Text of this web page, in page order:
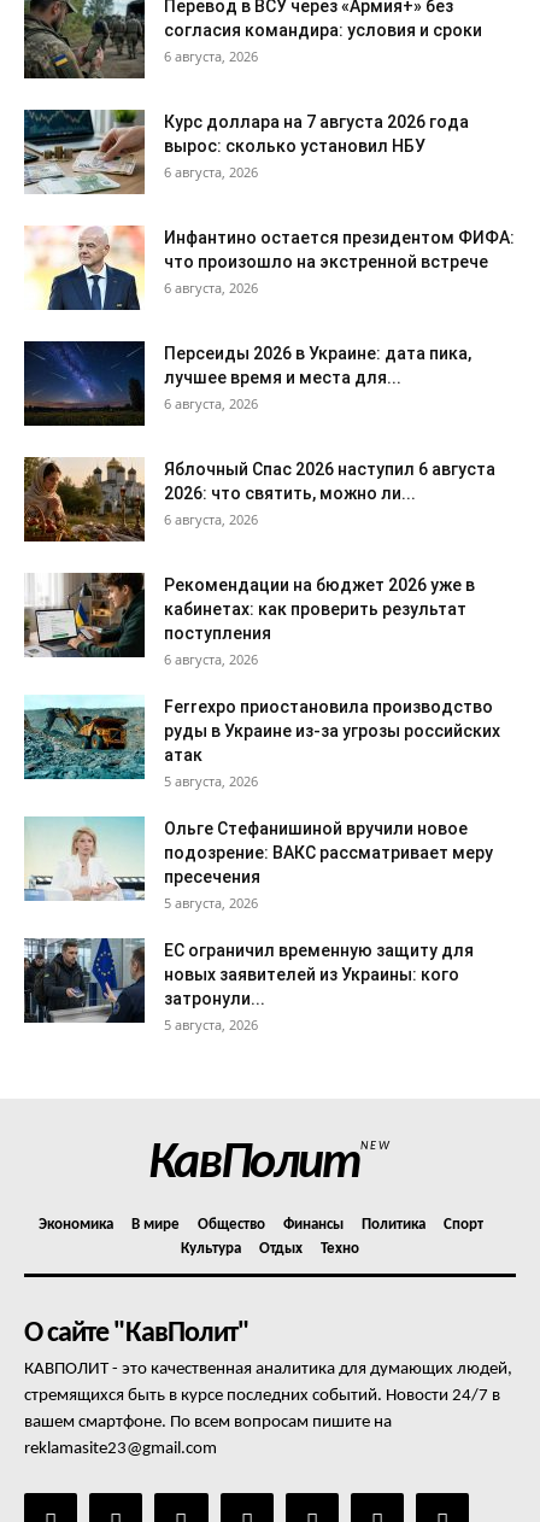
Перевод в ВСУ через «Армия+» без
согласия командира: условия и сроки
6 августа, 2026
Курс доллара на 7 августа 2026 года
вырос: сколько установил НБУ
6 августа, 2026
Инфантино остается президентом ФИФА:
что произошло на экстренной встрече
6 августа, 2026
Персеиды 2026 в Украине: дата пика,
лучшее время и места для...
6 августа, 2026
Яблочный Спас 2026 наступил 6 августа
2026: что святить, можно ли...
6 августа, 2026
Рекомендации на бюджет 2026 уже в
кабинетах: как проверить результат
поступления
6 августа, 2026
Ferrexpo приостановила производство
руды в Украине из-за угрозы российских
атак
5 августа, 2026
Ольге Стефанишиной вручили новое
подозрение: ВАКС рассматривает меру
пресечения
5 августа, 2026
ЕС ограничил временную защиту для
новых заявителей из Украины: кого
затронули...
5 августа, 2026
КавПолитNEW
Экономика В мире Общество Финансы Политика
Спорт
Культура
Отдых Техно
О сайте "КавПолит"
КАВПОЛИТ - это качественная аналитика для думающих людей,
стремящихся быть в курсе последних событий. Новости 24/7 в
вашем смартфоне. По всем вопросам пишите на
reklamasite23@gmail.com